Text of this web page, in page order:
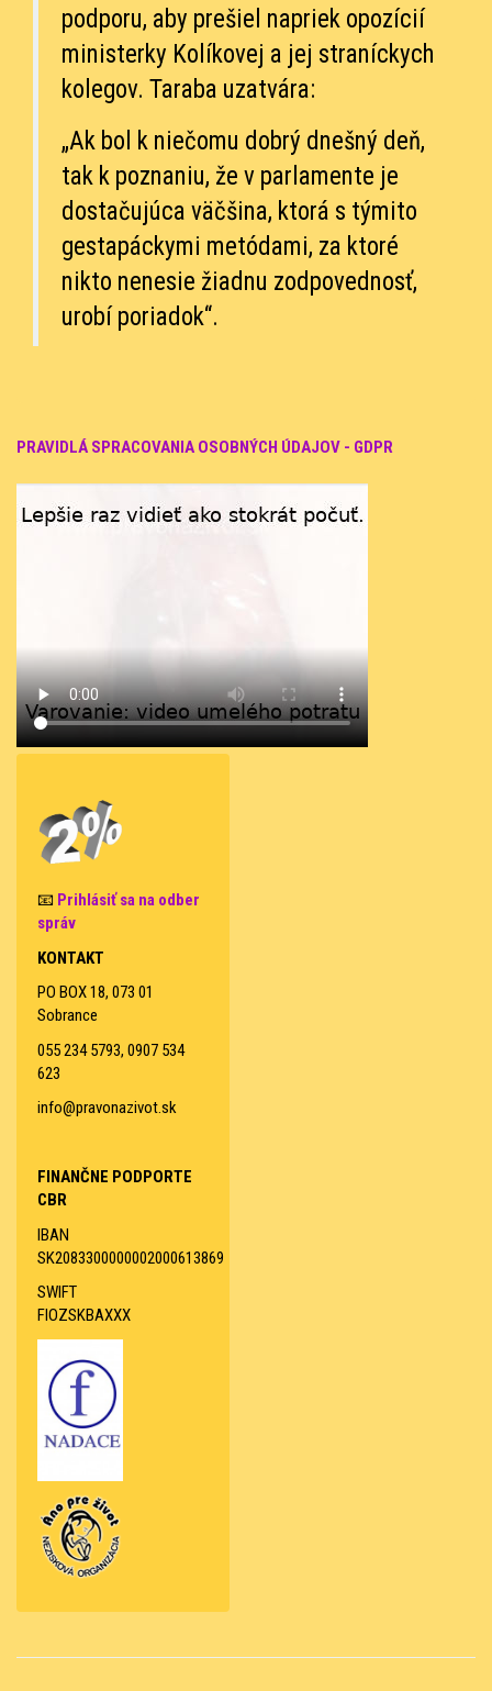
podporu, aby prešiel napriek opozícií
ministerky Kolíkovej a jej straníckych
kolegov. Taraba uzatvára:
„Ak bol k niečomu dobrý dnešný deň,
tak k poznaniu, že v parlamente je
dostačujúca väčšina, ktorá s týmito
gestapáckymi metódami, za ktoré
nikto nenesie žiadnu zodpovednosť,
urobí poriadok“.
PRAVIDLÁ SPRACOVANIA OSOBNÝCH ÚDAJOV - GDPR
📧 Prihlásiť sa na odber
správ
KONTAKT
PO BOX 18, 073 01
Sobrance
055 234 5793, 0907 534
623
info@pravonazivot.sk
FINANČNE PODPORTE
CBR
IBAN
SK2083300000002000613869
SWIFT
FIOZSKBAXXX